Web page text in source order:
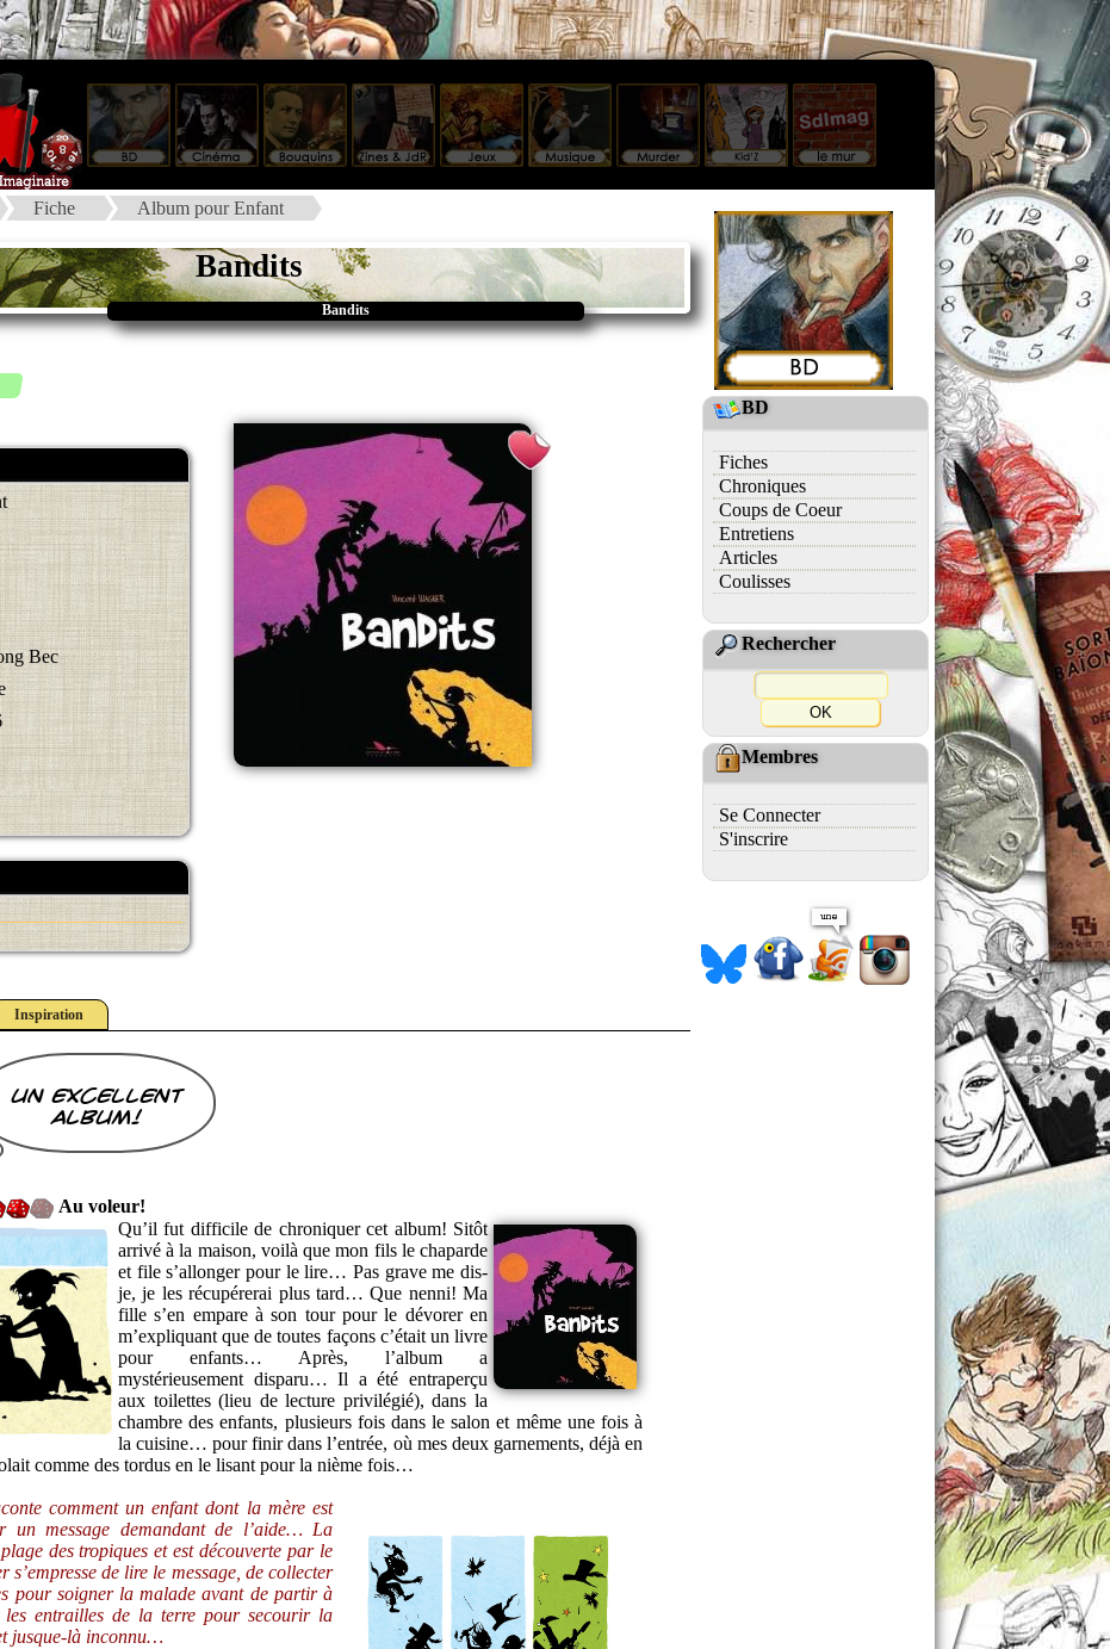
Fiche Album pour Enfant
Bandits
Bandits
Bec
Inspiration
un excellent
album!
Au voleur!
Qu’il fut difficile de chroniquer cet album! Sitôt
arrivé à la maison, voilà que mon fils le chaparde
et file s’allonger pour le lire… Pas grave me dis-
je, je les récupérerai plus tard… Que nenni! Ma
fille s’en empare à son tour pour le dévorer en
m’expliquant que de toutes façons c’était un livre
pour enfants… Après, l’album a
mystérieusement disparu… Il a été entraperçu
aux toilettes (lieu de lecture privilégié), dans la
chambre des enfants, plusieurs fois dans le salon et même une fois à
la cuisine… pour finir dans l’entrée, où mes deux garnements, déjà en
comme des tordus en le lisant pour la nième fois…
comment un enfant dont la mère est
un message demandant de l’aide… La
des tropiques et est découverte par le
s’empresse de lire le message, de collecter
pour soigner la malade avant de partir à
les entrailles de la terre pour secourir la
jusque-là inconnu…
BD
Fiches
Chroniques
Coups de Coeur
Entretiens
Articles
Coulisses
Rechercher
Membres
Se Connecter
S'inscrire